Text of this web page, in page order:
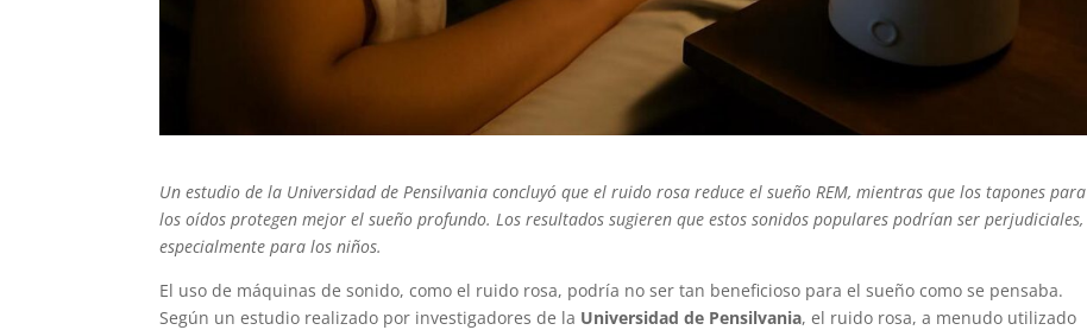
Un estudio de la Universidad de Pensilvania concluyó que el ruido rosa reduce el sueño REM, mientras que los tapones para
los oídos protegen mejor el sueño profundo. Los resultados sugieren que estos sonidos populares podrían ser perjudiciales,
especialmente para los niños.
El uso de máquinas de sonido, como el ruido rosa, podría no ser tan beneficioso para el sueño como se pensaba.
Según un estudio realizado por investigadores de la Universidad de Pensilvania, el ruido rosa, a menudo utilizado